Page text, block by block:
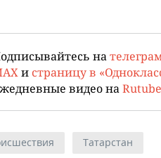
на
и страницу в
видео наRutube
Татарстан